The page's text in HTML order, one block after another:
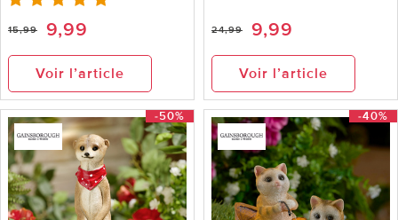
15,99 9,99
Voir l’article
24,99 9,99
Voir l’article
-50% -40%